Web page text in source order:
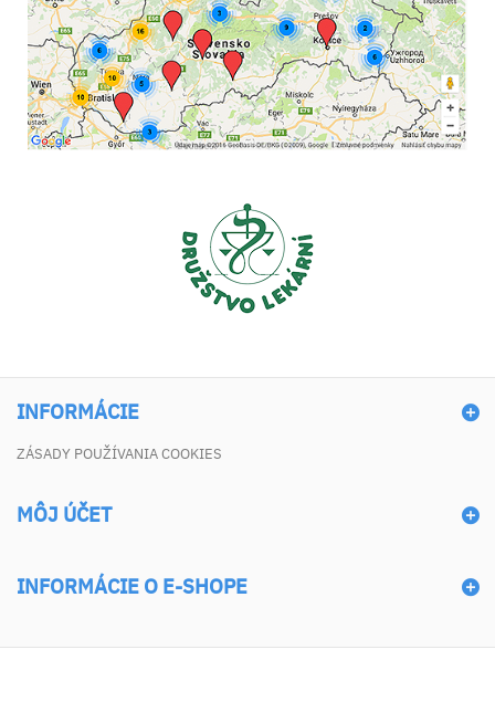
INFORMÁCIE
ZÁSADY POUŽÍVANIA COOKIES
MÔJ ÚČET
INFORMÁCIE O E-SHOPE